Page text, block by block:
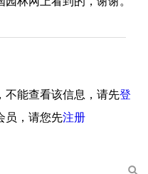
不能查看该信息，请先登
员，请您先注册